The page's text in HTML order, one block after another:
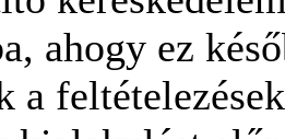
ahogy ez
a